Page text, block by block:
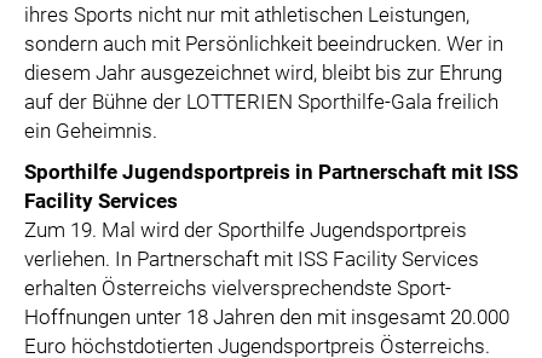
ihres Sports nicht nur mit athletischen Leistungen,
sondern auch mit Persönlichkeit beeindrucken. Wer in
diesem Jahr ausgezeichnet wird, bleibt bis zur Ehrung
auf der Bühne der LOTTERIEN Sporthilfe-Gala freilich
ein Geheimnis.
Sporthilfe Jugendsportpreis in Partnerschaft mit ISS
Facility Services
Zum 19. Mal wird der Sporthilfe Jugendsportpreis
verliehen. In Partnerschaft mit ISS Facility Services
erhalten Österreichs vielversprechendste Sport-
Hoffnungen unter 18 Jahren den mit insgesamt 20.000
Euro höchstdotierten Jugendsportpreis Österreichs.